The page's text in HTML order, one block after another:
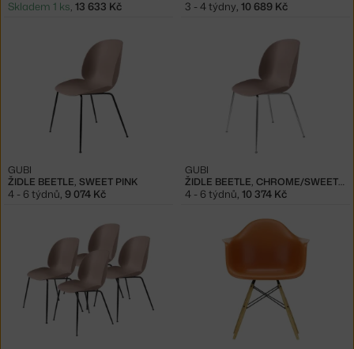
Skladem 1 ks, 13 633 Kč 3 - 4 týdny, 10 689 Kč
ŽIDLE BEETLE, SWEET PINK
GUBI
4 - 6 týdnů 9 074 Kč
ŽIDLE BEETLE, CHROME/SWEET PINK
GUBI
4 - 6 týdnů 10 374 Kč